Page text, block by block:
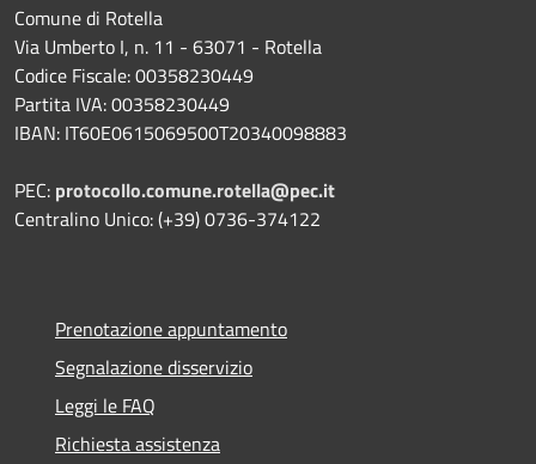
Comune di Rotella
Via Umberto I, n. 11 - 63071 - Rotella
Codice Fiscale: 00358230449
Partita IVA: 00358230449
IBAN: IT60E0615069500T20340098883
PEC: protocollo.comune.rotella@pec.it
Centralino Unico: (+39) 0736-374122
Prenotazione appuntamento
Segnalazione disservizio
Leggi le FAQ
Richiesta assistenza